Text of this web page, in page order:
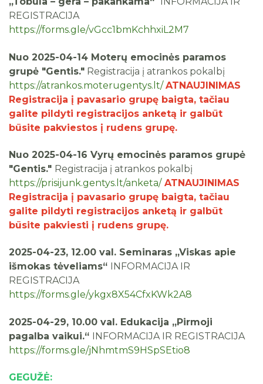
REGISTRACIJA
https://forms.gle/vGcc1bmKchhxiL2M7
Nuo 2025-04-14 Moterų emocinės paramos
grupė "Gentis." Registracija į atrankos pokalbį
https://atrankos.moterugentys.lt/ATNAUJINIMAS
Registracija į pavasario grupę baigta, tačiau
galite pildyti registracijos anketą ir galbūt
būsite pakviestos į rudens grupę.
Nuo 2025-04-16 Vyrų emocinės paramos grupė
"Gentis." Registracija į atrankos pokalbį
https://prisijunk.gentys.lt/anketa/ ATNAUJINIMAS
Registracija į pavasario grupę baigta, tačiau
galite pildyti registracijos anketą ir galbūt
būsite pakviesti į rudens grupę.
2025-04-23, 12.00 val. Seminaras „Viskas apie
išmokas tėveliams“
INFORMACIJA IR
REGISTRACIJA
https://forms.gle/ykgx8X54CfxKWk2A8
2025-04-29, 10.00 val. Edukacija „Pirmoji
pagalba vaikui.“ INFORMACIJA IR REGISTRACIJA
https://forms.gle/jNhmtmS9HSpSEtio8
GEGUŽĖ: